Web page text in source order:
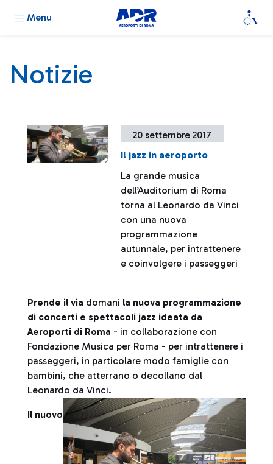
Menu
Notizie
20 settembre 2017
Il jazz in aeroporto
La grande musica
dell’Auditorium di Roma
torna al Leonardo da Vinci
con una nuova
programmazione
autunnale, per intrattenere
e coinvolgere i passeggeri
Prende il via domani la nuova programmazione
di concerti e spettacoli jazz ideata da
Aeroporti di Roma - in collaborazione con
Fondazione Musica per Roma - per intrattenere i
passeggeri, in particolare modo famiglie con
bambini, che atterrano o decollano dal
Leonardo da Vinci.
Il nuovo